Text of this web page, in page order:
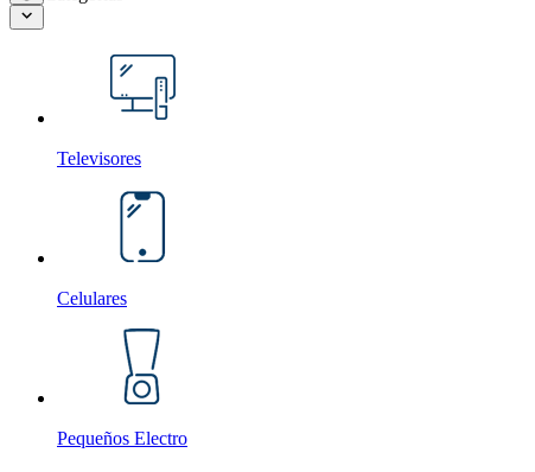
Televisores
Celulares
Pequeños Electro